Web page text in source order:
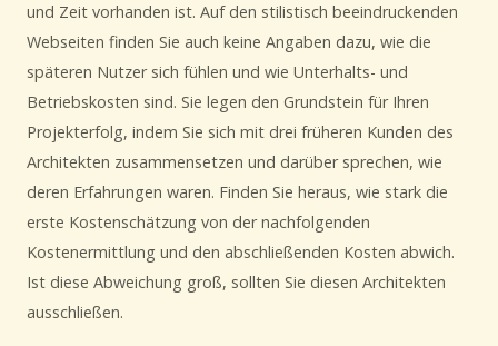
und Zeit vorhanden ist. Auf den stilistisch beeindruckenden
Webseiten finden Sie auch keine Angaben dazu, wie die
späteren Nutzer sich fühlen und wie Unterhalts- und
Betriebskosten sind. Sie legen den Grundstein für Ihren
Projekterfolg, indem Sie sich mit drei früheren Kunden des
Architekten zusammensetzen und darüber sprechen, wie
deren Erfahrungen waren. Finden Sie heraus, wie stark die
erste Kostenschätzung von der nachfolgenden
Kostenermittlung und den abschließenden Kosten abwich.
Ist diese Abweichung groß, sollten Sie diesen Architekten
ausschließen.